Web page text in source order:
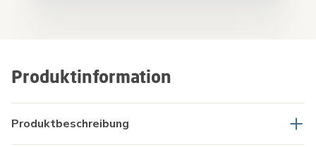
Produktinformation
Produktbeschreibung